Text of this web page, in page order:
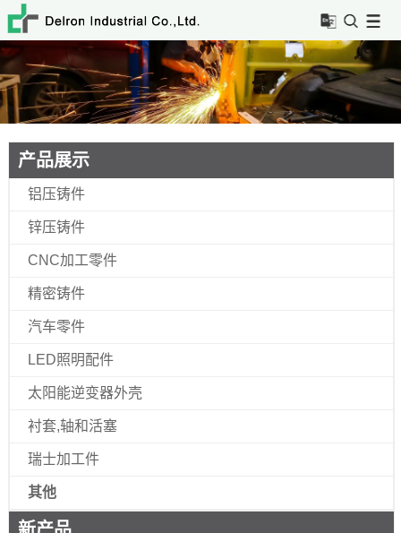
产品展示
铝压铸件
锌压铸件
CNC加工零件
精密铸件
汽车零件
LED照明配件
太阳能逆变器外壳
衬套,轴和活塞
瑞士加工件
其他